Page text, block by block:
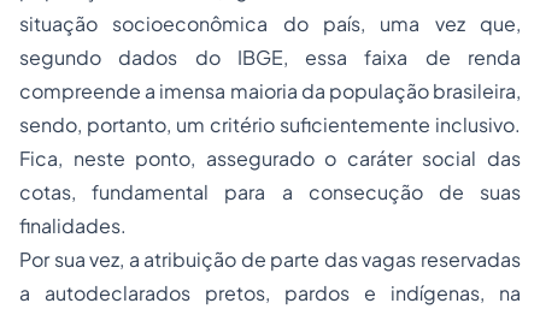
situação socioeconômica do país, uma vez que,
segundo dados do IBGE, essa faixa de renda
compreende a imensa maioria da população brasileira,
sendo, portanto, um critério suficientemente inclusivo.
Fica, neste ponto, assegurado o caráter social das
cotas, fundamental para a consecução de suas
finalidades.
Por sua vez, a atribuição de parte das vagas reservadas
a autodeclarados pretos, pardos e indígenas, na